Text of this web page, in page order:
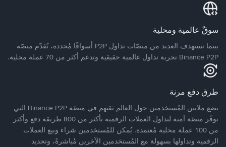
سوقٌ عالمية ومحلية
بينما تستهدف العديد من منصّات تداول P2P أسواقًا مُحددة، تُقدّم منصّة
Binance P2P تجربة تداول عالمية حقيقية وتدعم أكثر من 70 عملة محلية.
طرق دفع مرنة
يضع ملايين المُستخدمين حول العالم ثقتهم في منصّة Binance P2P التي
توفّر منصّة آمنة لتداول العملات الرقمية بأكثر من 800 طريقة دفع وأكثر
من 100 عملة محلية مُعتمدة. يُمكن للمُستخدمين شراء وبيع العملات
الرقمية وتداولها بسهولة مع المُستخدمين الآخرين مُباشرةً، وتحديد